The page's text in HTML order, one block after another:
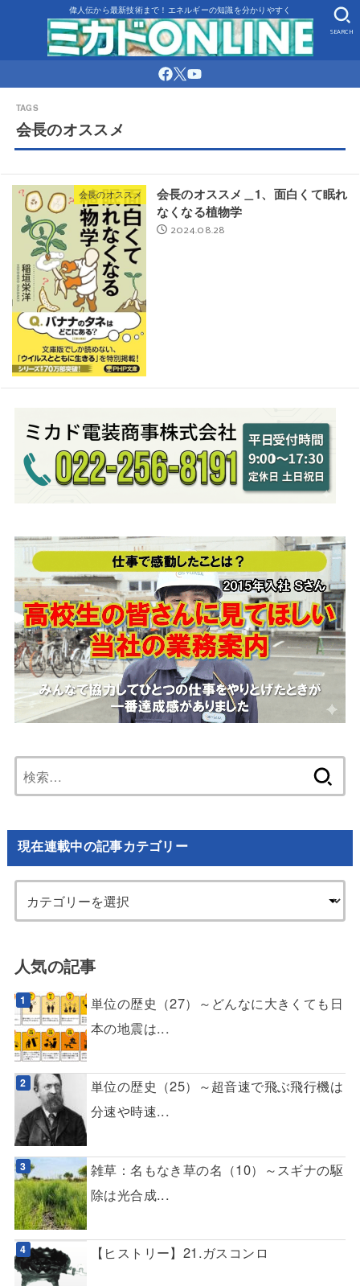
偉人伝から最新技術まで！エネルギーの知識を分かりやすく
SEARCH
会長のオススメ
会長のオススメ
会長のオススメ＿1、面白くて眠れ
なくなる植物学
2024.08.28
索:
現在連載中の記事カテゴリー
人気の記事
単位の歴史（27）～どんなに大きくても日
本の地震は...
単位の歴史（25）～超音速で飛ぶ飛行機は
分速や時速...
雑草：名もなき草の名（10）～スギナの駆
除は光合成...
【ヒストリー】21.ガスコンロ